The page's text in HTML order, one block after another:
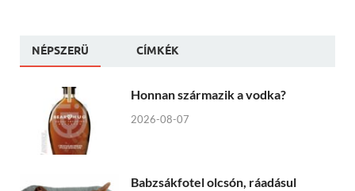
NÉPSZERÜ CÍMKÉK
Honnan származik a vodka?
2026-08-07
Babzsákfotel olcsón, ráadásul